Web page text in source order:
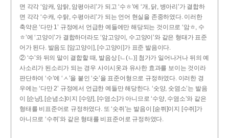
면 각각 ‘암캐, 암탉, 암평아리’가 되고 ‘수ㅎ’에 ‘개, 닭, 병아리’가 결합하
면 각각 ‘수캐, 수탉, 수평아리’가 되는 언어 현실을 존중하였다. 이러한
축약은 ‘다만 1’ 규정에서 언급한 예들에만 해당되는 것이므로 ‘암ㅎ, 수
ㅎ’에 ‘고양이’가 결합하더라도 ‘암고양이, 수고양이’와 같은 형태가 표준
어가 된다. 발음도 [암고양이], [수고양이]가 표준 발음이다.
② ‘수’와 뒤의 말이 결합할 때, 발음상 [ㄴ(ㄴ)] 첨가가 일어나거나 뒤의 예
사소리가 된소리가 되는 경우 사이시옷과 유사한 효과를 보이는 것이라
판단하여 ‘수’에 ‘ㅅ’을 붙인 ‘숫’을 표준어형으로 규정하였다. 이러한 경
우에는 ‘다만 2’ 규정에서 언급한 예들만 해당한다. ‘숫양, 숫염소’는 발음
이 [순냥], [순념소]이지 [수양], [수염소]가 아니므로 ‘수양, 수염소’와 같은
형태를 비표준어로 규정하였다. 또 ‘숫쥐’는 발음이 [숟쮜]이지 [수쥐]가
아니므로 ‘수쥐’와 같은 형태를 비표준어로 규정하였다.